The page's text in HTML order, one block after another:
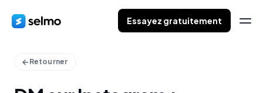
Essayez gratuitement
Retourner